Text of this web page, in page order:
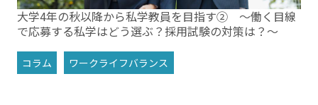
大学4年の秋以降から私学教員を目指す② ～働く目線
で応募する私学はどう選ぶ？採用試験の対策は？～
コラム ワークライフバランス